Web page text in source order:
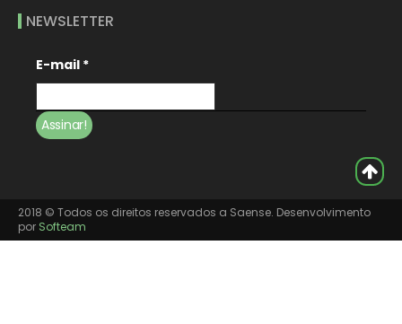
NEWSLETTER
E-mail *
2018 © Todos os direitos reservados a Saense. Desenvolvimento
por Softeam